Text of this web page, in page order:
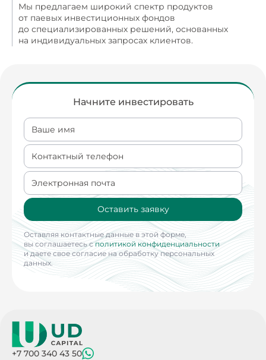
Мы предлагаем широкий спектр продуктов
от паевых инвестиционных фондов
до специализированных решений, основанных
на индивидуальных запросах клиентов.
Начните инвестировать
Ваше имя
Контактный телефон
Электронная почта
Оставить заявку
Оставляя контактные данные в этой форме,
вы соглашаетесь сполитикой конфиденциальности
и даете свое согласие на обработку персональных
данных.
+7 700 340 43 50